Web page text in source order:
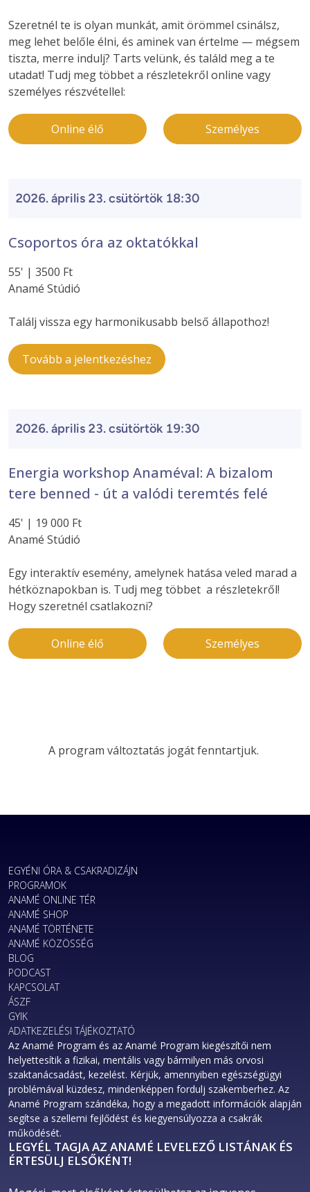
Szeretnél te is olyan munkát, amit örömmel csinálsz,
meg lehet belőle élni, és aminek van értelme — mégsem
tiszta, merre indulj? Tarts velünk, és találd meg a te
utadat! Tudj meg többet a részletekről online vagy
személyes részvétellel:
Online élő Személyes
2026. április 23. csütörtök 18:30
Csoportos óra az oktatókkal
55' | 3500 Ft
Anamé Stúdió
Találj vissza egy harmonikusabb belső állapothoz!
Tovább a jelentkezéshez
2026. április 23. csütörtök 19:30
Energia workshop Anaméval: A bizalom
tere benned - út a valódi teremtés felé
45' | 19 000 Ft
Anamé Stúdió
Egy interaktív esemény, amelynek hatása veled marad a
hétköznapokban is. Tudj meg többet a részletekről!
Hogy szeretnél csatlakozni?
Online élő Személyes
A program változtatás jogát fenntartjuk.
EGYÉNI ÓRA & CSAKRADIZÁJN
PROGRAMOK
ANAMÉ ONLINE TÉR
ANAMÉ SHOP
ANAMÉ TÖRTÉNETE
ANAMÉ KÖZÖSSÉG
BLOG
PODCAST
KAPCSOLAT
ÁSZF
GYIK
ADATKEZELÉSI TÁJÉKOZTATÓ
Az Anamé Program és az Anamé Program kiegészítői nem
helyettesítik a fizikai, mentális vagy bármilyen más orvosi
szaktanácsadást, kezelést. Kérjük, amennyiben egészségügyi
problémával küzdesz, mindenképpen fordulj szakemberhez. Az
Anamé Program szándéka, hogy a megadott információk alapján
segítse a szellemi fejlődést és kiegyensúlyozza a csakrák
működését.
LEGYÉL TAGJA AZ ANAMÉ LEVELEZŐ LISTÁNAK ÉS
ÉRTESÜLJ ELSŐKÉNT!